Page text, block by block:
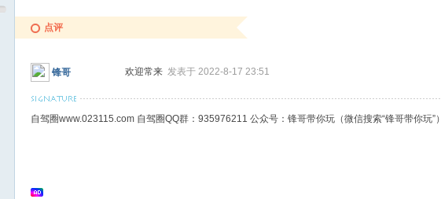
点评
锋哥 欢迎常来 发表于 2022-8-17 23:51
自驾圈www.023115.com 自驾圈QQ群：935976211 公众号：锋哥带你玩（微信搜索“锋哥带你玩”